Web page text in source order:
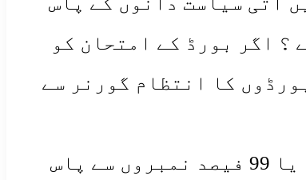
؟ اگر بورڈ کے امتحان کو
کا انتظام گورنر سے
مذاق اور کھیل بن چکے ہیں پرائیویٹ سکولوں کے جن طلبا اور طالبات کو 98 فیصد یا 99 فیصد نمبروں سے پاس